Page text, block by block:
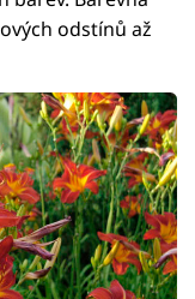
odstínů až